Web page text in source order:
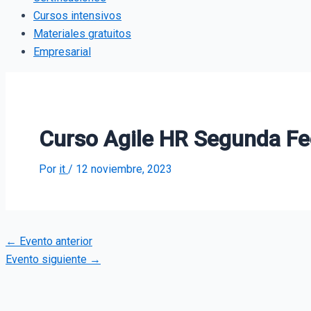
Cursos intensivos
Materiales gratuitos
Empresarial
Curso Agile HR Segunda
Por it / 12 noviembre, 2023
← Evento anterior
Evento siguiente →